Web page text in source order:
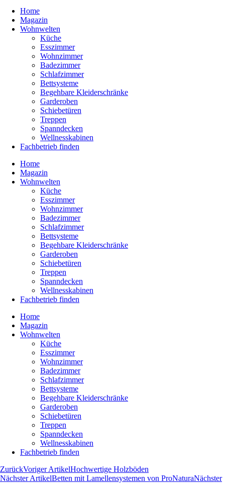
Home
Magazin
Wohnwelten
Küche
Esszimmer
Wohnzimmer
Badezimmer
Schlafzimmer
Bettsysteme
Begehbare Kleiderschränke
Garderoben
Schiebetüren
Treppen
Spanndecken
Wellnesskabinen
Fachbetrieb finden
Home
Magazin
Wohnwelten
Küche
Esszimmer
Wohnzimmer
Badezimmer
Schlafzimmer
Bettsysteme
Begehbare Kleiderschränke
Garderoben
Schiebetüren
Treppen
Spanndecken
Wellnesskabinen
Fachbetrieb finden
Home
Magazin
Wohnwelten
Küche
Esszimmer
Wohnzimmer
Badezimmer
Schlafzimmer
Bettsysteme
Begehbare Kleiderschränke
Garderoben
Schiebetüren
Treppen
Spanndecken
Wellnesskabinen
Fachbetrieb finden
ZurückVoriger ArtikelHochwertige Holzböden
Nächster ArtikelBetten mit Lamellensystemen von ProNaturaNächster